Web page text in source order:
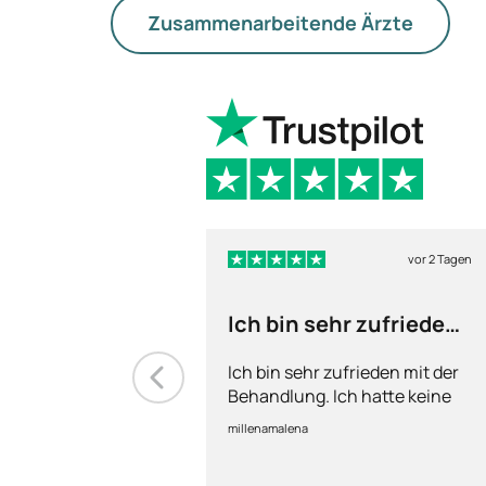
Zusammenarbeitende Ärzte
vor 2 Tagen
Ich bin sehr zufrieden
Ich bin sehr zufrieden mit der
Behandlung. Ich hatte keine
größeren Nebenwirkungen
millenamalena